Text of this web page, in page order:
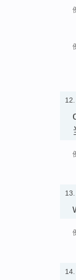
12.
13.
14.